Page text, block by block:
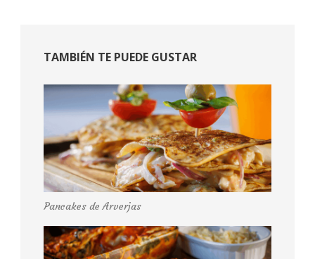
TAMBIÉN TE PUEDE GUSTAR
Pancakes de Arverjas